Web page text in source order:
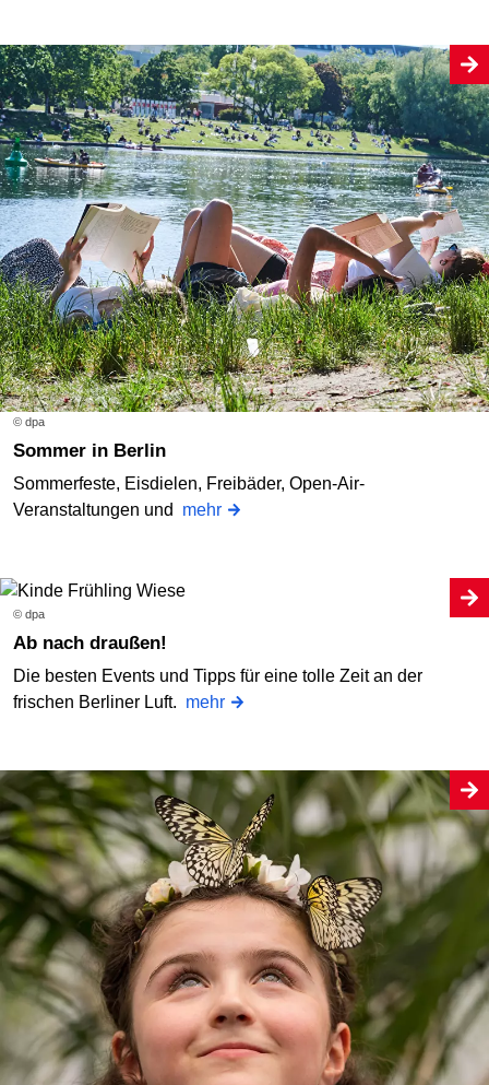
© dpa
Sommer in Berlin
Sommerfeste, Eisdielen, Freibäder, Open-Air-
Veranstaltungen und mehr
© dpa
Ab nach draußen!
Die besten Events und Tipps für eine tolle Zeit an der
frischen Berliner Luft. mehr